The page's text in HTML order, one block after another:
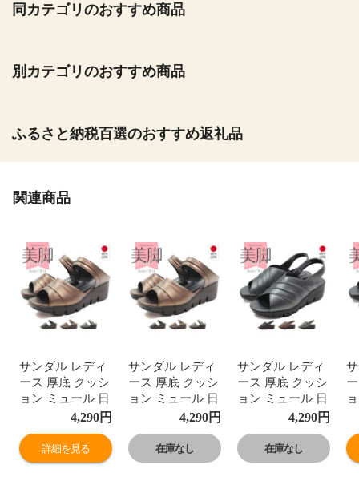
同カテゴリのおすすめ商品
別カテゴリのおすすめ商品
ふるさと納税百選のおすすめ返礼品
関連商品
サンダル レディ
ース 厚底 クッシ
ョン ミュール 日
本製 厚底サンダ
ル オフィスサン
ダル シューズ 疲
れにくい 静音 黒
4,290円
詳細を見る
サンダル レディ
ース 厚底 クッシ
ョン ミュール 日
本製 厚底サンダ
ル オフィスサン
ダル シューズ 疲
れにくい 静音 黒
4,290円
在庫なし
サンダル レディ
ース 厚底 クッシ
ョン ミュール 日
本製 厚底サンダ
ル オフィスサン
ダル シューズ 疲
れにくい 静音 黒
4,290円
在庫なし